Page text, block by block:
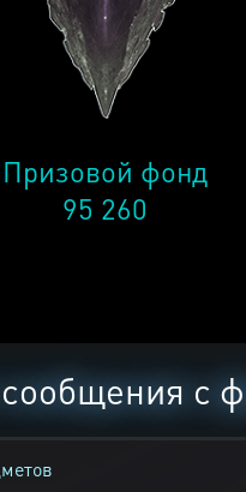
Призовой фонд
95 260
с